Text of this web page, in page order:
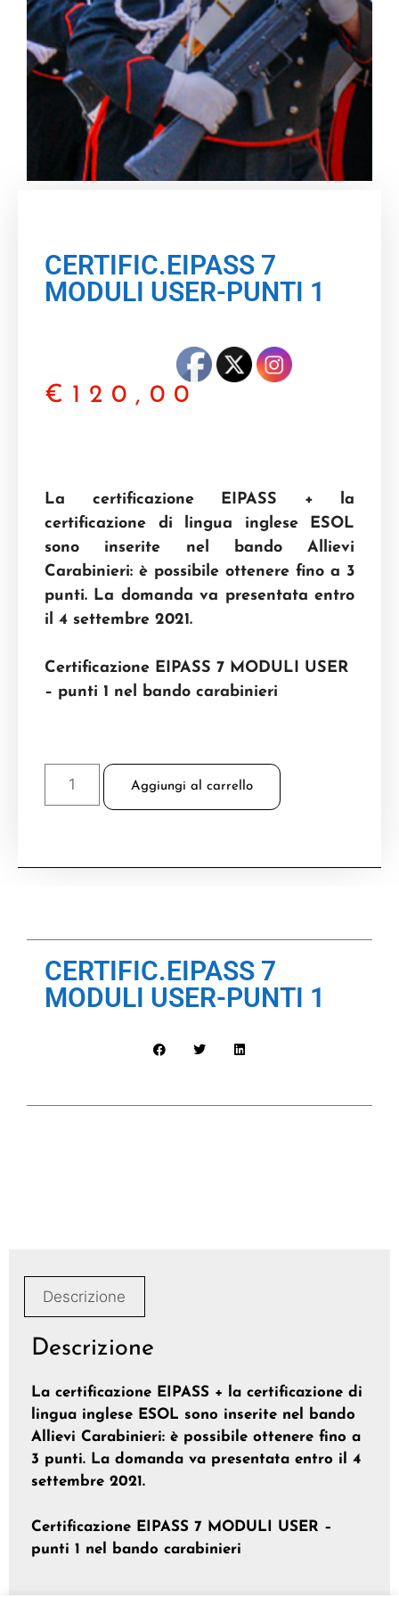
CERTIFIC.EIPASS 7
MODULI USER-PUNTI 1
€ 120,00
La certificazione EIPASS + la
certificazione di lingua inglese ESOL
sono inserite nel bando Allievi
Carabinieri: è possibile ottenere fino a 3
punti. La domanda va presentata entro
il 4 settembre 2021.
Certificazione EIPASS 7 MODULI USER
– punti 1 nel bando carabinieri
Aggiungi al carrello
CERTIFIC.EIPASS 7
MODULI USER-PUNTI 1
Descrizione
Descrizione
La certificazione EIPASS + la certificazione di
lingua inglese ESOL sono inserite nel bando
Allievi Carabinieri: è possibile ottenere fino a
3 punti. La domanda va presentata entro il 4
settembre 2021.
Certificazione EIPASS 7 MODULI USER –
punti 1 nel bando carabinieri